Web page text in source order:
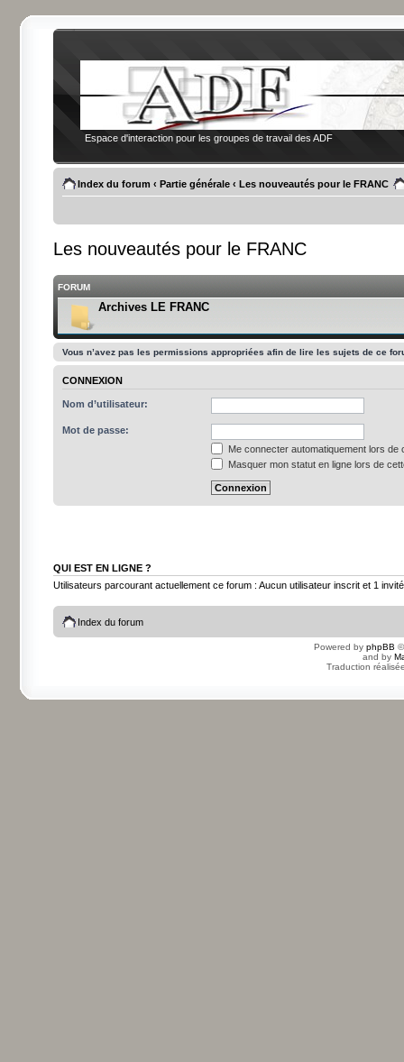
Espace d'interaction pour les groupes de travail des ADF
Index du forum ‹ Partie générale ‹ Les nouveautés pour le FRANC
Les nouveautés pour le FRANC
FORUM
Archives LE FRANC
Vous n’avez pas les permissions appropriées afin de lire les sujets de ce
CONNEXION
Nom d’utilisateur:
Mot de passe:
Me connecter automatiquement lors de
Masquer mon statut en ligne lors de
QUI EST EN LIGNE ?
Utilisateurs parcourant actuellement ce forum : Aucun utilisateur inscrit et 1 invité
Index du forum
Powered by phpBB
and by
Traduction